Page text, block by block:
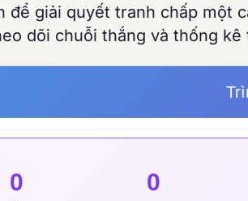
để giải quyết tranh chấp một
dõi chuỗi thắng và thống
0 0